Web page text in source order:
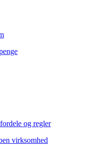
og regler
virksomhed